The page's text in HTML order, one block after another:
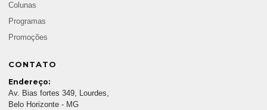
Colunas
Programas
Promoções
CONTATO
Endereço:
Av. Bias fortes 349, Lourdes,
Belo Horizonte - MG